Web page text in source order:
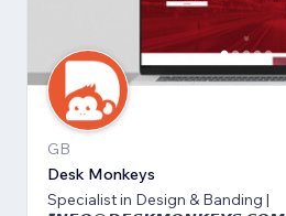
GB
Desk Monkeys
Specialist in Design & Banding |